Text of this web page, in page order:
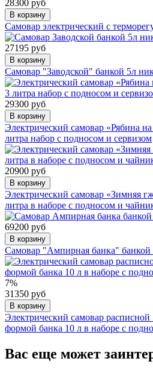
28300 руб
В корзину
Самовар электрический с
27195 руб
В корзину
Самовар "Заводской" банкой 5л
29300 руб
В корзину
Электрический самовар «Рябина
литра набор с подносом и сервизом
20900 руб
В корзину
Электрический самовар «Зимняя
литра в наборе с подносом и
69200 руб
В корзину
Самовар "Ампирная банка" банкой
7%
31350 руб
В корзину
Электрический самовар расписной
формой банка 10 л в наборе с
Вас еще может